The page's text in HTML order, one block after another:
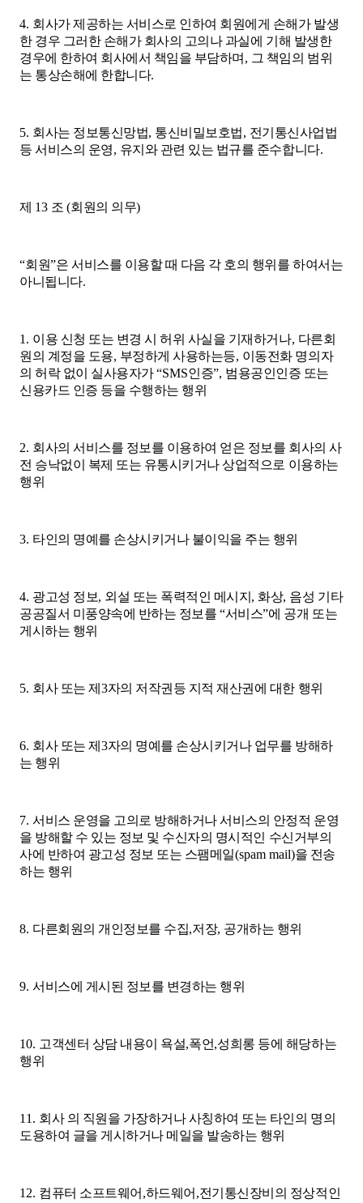
4. 회사가 제공하는 서비스로 인하여 회원에게 손해가 발생
한 경우 그러한 손해가 회사의 고의나 과실에 기해 발생한
경우에 한하여 회사에서 책임을 부담하며 , 그 책임의 범위
는 통상손해에 한합니다.
5. 회사는 정보통신망법, 통신비밀보호법, 전기통신사업법
등 서비스의 운영, 유지와 관련 있는 법규를 준수합니다.
제 13 조(회원의 의무)
“회원”은 서비스를 이용할 때 다음 각 호의 행위를 하여서는
아니됩니다.
1. 이용 신청 또는 변경 시 허위 사실을 기재하거나, 다른회
원의 계정을 도용, 부정하게 사용하는등, 이동전화 명의자
의 허락 없이 실사용자가“SMS인증”, 범용공인인증 또는
신용카드 인증 등을 수행하는 행위
2. 회사의 서비스를 정보를 이용하여 얻은 정보를 회사의 사
전 승낙없이 복제 또는 유통시키거나 상업적으로 이용하는
행위
3. 타인의 명예를 손상시키거나 불이익을 주는 행위
4. 광고성 정보, 외설 또는 폭력적인 메시지 , 화상, 음성 기타
공공질서 미풍양속에 반하는 정보를 “서비스”에 공개 또는
게시하는 행위
5. 회사 또는 제 3자의 저작권등 지적 재산권에 대한 행위
6. 회사 또는 제 3자의 명예를 손상시키거나 업무를 방해하
는 행위
7. 서비스 운영을 고의로 방해하거나 서비스의 안정적 운영
을 방해할 수 있는 정보 및 수신자의 명시적인 수신거부의
사에 반하여 광고성 정보 또는 스팸메일(spam mail)을 전송
하는 행위
8. 다른회원의 개인정보를 수집,저장, 공개하는 행위
9. 서비스에 게시된 정보를 변경하는 행위
10. 고객센터 상담 내용이 욕설,폭언,성희롱 등에 해당하는
행위
11. 회사 의 직원을 가장하거나 사칭하여 또는 타인의 명의
도용하여 글을 게시하거나 메일을 발송하는 행위
12. 컴퓨터 소프트웨어 ,하드웨어 ,전기통신장비의 정상적인